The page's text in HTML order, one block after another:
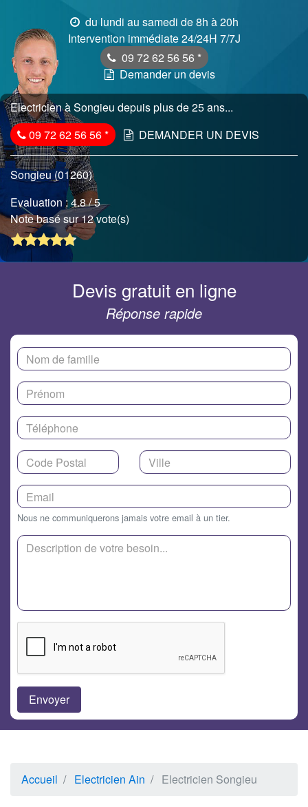
du lundi au samedi de 8h à 20h
Intervention immédiate 24/24H 7/7J
09 72 62 56 56 *
Demander un devis
Electricien à Songieu depuis plus de 25 ans...
09 72 62 56 56* DEMANDER UN DEVIS
Songieu (01260)
Evaluation :4.8/ 5
Note basé sur 12 vote(s)
Devis gratuit en ligne
Réponse rapide
Nous ne communiquerons jamais votre email à un tier.
Accueil Electricien Ain Electricien Songieu